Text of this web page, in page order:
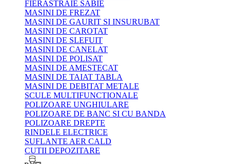
FIERASTRAIE SABIE
MASINI DE FREZAT
MASINI DE GAURIT SI INSURUBAT
MASINI DE CAROTAT
MASINI DE SLEFUIT
MASINI DE CANELAT
MASINI DE POLISAT
MASINI DE AMESTECAT
MASINI DE TAIAT TABLA
MASINI DE DEBITAT METALE
SCULE MULTIFUNCTIONALE
POLIZOARE UNGHIULARE
POLIZOARE DE BANC SI CU BANDA
POLIZOARE DREPTE
RINDELE ELECTRICE
SUFLANTE AER CALD
CUTII DEPOZITARE